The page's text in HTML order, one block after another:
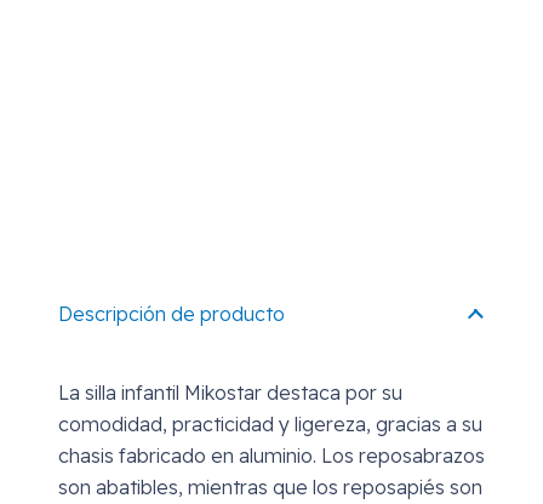
Descripción de producto
La silla infantil Mikostar destaca por su
comodidad, practicidad y ligereza, gracias a su
chasis fabricado en aluminio. Los reposabrazos
son abatibles, mientras que los reposapiés son